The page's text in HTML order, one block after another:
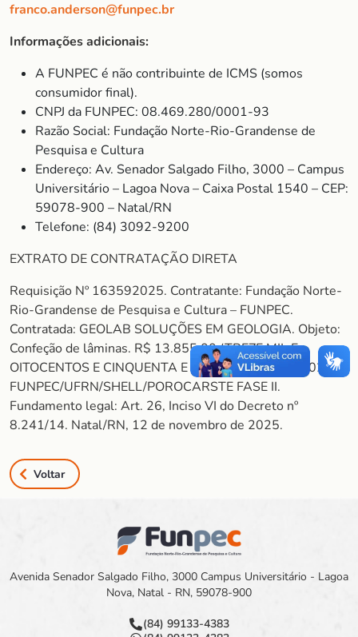
franco.anderson@funpec.br
Informações adicionais:
A FUNPEC é não contribuinte de ICMS (somos
consumidor final).
CNPJ da FUNPEC: 08.469.280/0001-93
Razão Social: Fundação Norte-Rio-Grandense de
Pesquisa e Cultura
Endereço: Av. Senador Salgado Filho, 3000 – Campus
Universitário – Lagoa Nova – Caixa Postal 1540 – CEP:
59078-900 – Natal/RN
Telefone: (84) 3092-9200
EXTRATO DE CONTRATAÇÃO DIRETA
Requisição Nº 163592025. Contratante: Fundação Norte-
Rio-Grandense de Pesquisa e Cultura – FUNPEC.
Contratada: GEOLAB SOLUÇÕES EM GEOLOGIA. Objeto:
Confeção de lâminas. R$ 13.855,00 (TREZE MIL E
OITOCENTOS E CINQUENTA E CINCO REAIS). 402023 –
FUNPEC/UFRN/SHELL/POROCARSTE FASE II.
Fundamento legal: Art. 26, Inciso VI do Decreto nº
8.241/14. Natal/RN, 12 de novembro de 2025.
Voltar
Avenida Senador Salgado Filho, 3000 Campus Universitário - Lagoa
Nova, Natal - RN, 59078-900
(84) 99133-4383